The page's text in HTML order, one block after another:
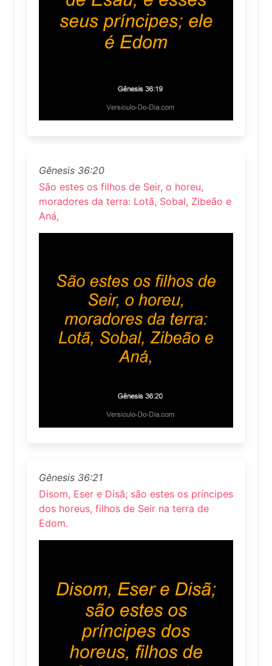
Gênesis 36:20
São estes os filhos de Seir, o horeu,
moradores da terra: Lotã, Sobal, Zibeão e
Aná,
Gênesis 36:21
Disom, Eser e Disã; são estes os príncipes
dos horeus, filhos de Seir na terra de
Edom.